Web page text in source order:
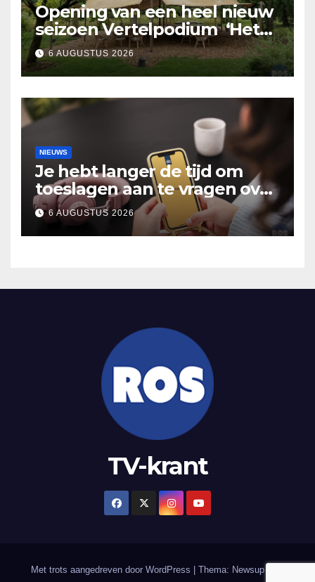
Opening van een heel nieuw
seizoen Vertelpodium ‘Het
Lopende Vuur’. Landelijke
verhalen in Bomentuin D’n
Hooidonk
6 AUGUSTUS 2026
NIEUWS
Je hebt langer de tijd om
toeslagen aan te vragen over
2025
6 AUGUSTUS 2026
TV-krant
Met trots aangedreven door WordPress Thema: Newsup door